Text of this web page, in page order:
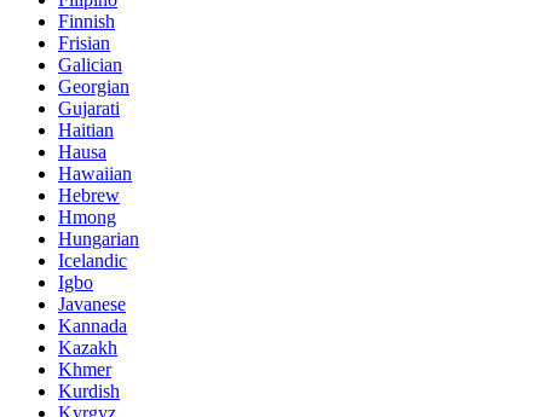
Finnish
Frisian
Galician
Georgian
Gujarati
Haitian
Hausa
Hawaiian
Hebrew
Hmong
Hungarian
Icelandic
Igbo
Javanese
Kannada
Kazakh
Khmer
Kurdish
Kyrgyz